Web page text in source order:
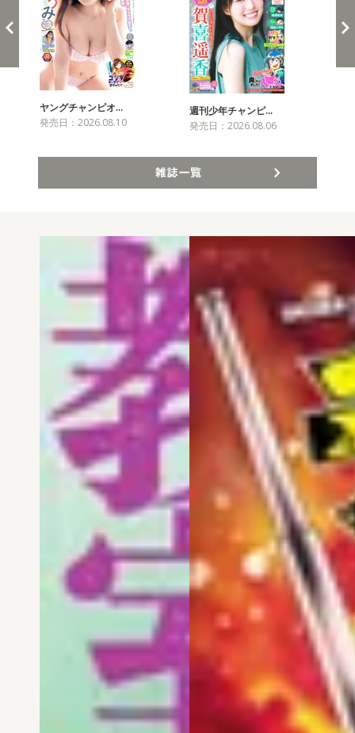
ヤングチャンピオ…
発売日：2026.08.10
週刊少年チャンピ…
発売日：2026.08.06